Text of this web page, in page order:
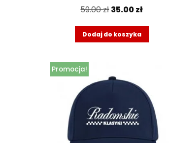
59.00zł 35.00zł
Dodaj do koszyka
Promocja!